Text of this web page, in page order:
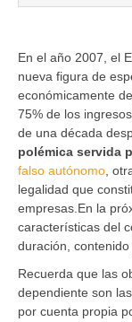
En el año 2007, el
nueva figura de
económicamente
75% de los
de una década
polémica servida
falso autónomo,
legalidad que
empresas.En la
características del
duración,
Recuerda que las
dependiente son
por cuenta propia